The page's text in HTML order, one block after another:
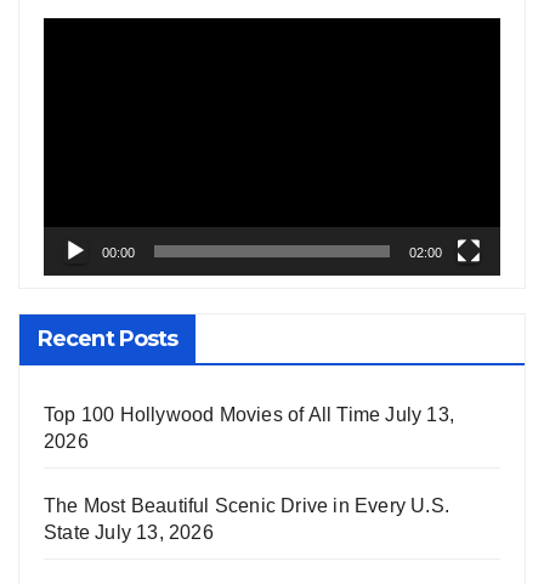
00:00 02:00
Recent Posts
Top 100 Hollywood Movies of All Time July 13,
2026
The Most Beautiful Scenic Drive in Every U.S.
State July 13, 2026